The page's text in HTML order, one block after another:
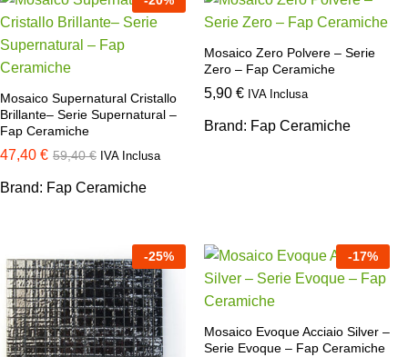
Mosaico Supernatural Cristallo
Brillante– Serie Supernatural –
Fap Ceramiche
47,40 € 59,40€ IVA Inclusa
Brand: Fap Ceramiche
Mosaico Zero Polvere – Serie
Zero – Fap Ceramiche
5,90 € IVA Inclusa
Brand: Fap Ceramiche
-25% -17%
Mosaico Evoque Acciaio Silver –
Serie Evoque – Fap Ceramiche